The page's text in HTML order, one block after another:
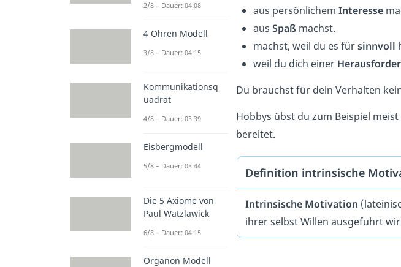
aus persönlichem Interesse
aus Spaß machst.
machst, weil du es fürsinnvoll
weil du dich einer
Du brauchst für dein Verhalten
Hobbys übst du zum Beispiel
bereitet.
Definition intrinsische
Intrinsische Motivation
ihrer selbst Willen ausgeführt
2/8 – Dauer: 04:08
4 Ohren Modell
3/8 – Dauer: 04:15
Kommunikationsq
uadrat
4/8 – Dauer: 03:39
Eisbergmodell
5/8 – Dauer: 03:44
Die 5 Axiome von
Paul Watzlawick
6/8 – Dauer: 04:15
Organon Modell